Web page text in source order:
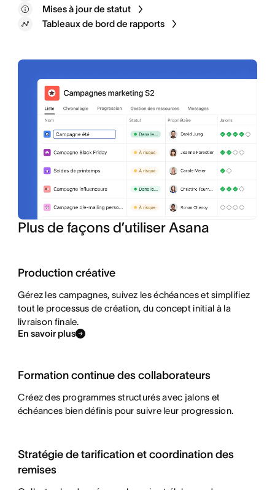
Mises à jour de statut
Tableaux de bord de rapports
Tableaux de bord de rapports
IA Asana
Projets
Intégrations d’applications
Objectifs
Règles
Plus de façons d’utiliser Asana
Production créative
Gérez les campagnes, suivez les échéances et simplifiez
tout le processus de création, du concept initial à la
livraison finale.
En savoir plus
Formation continue des collaborateurs
Créez des programmes structurés avec jalons et
échéances bien définis pour suivre leur progression.
Stratégie de tarification et coordination des
remises